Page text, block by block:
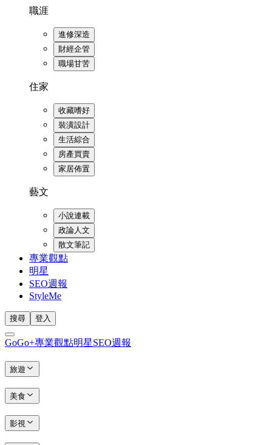
職涯
進修深造
財經企管
職場甘苦
住家
收藏嗜好
裝潢設計
生活綜合
房產買賣
家居佈置
藝文
小說連載
政論人文
散文筆記
專業觀點
明星
SEO週報
StyleMe
搜尋 登入
GoGo+專業觀點明星SEO週報
旅遊
美食
影視